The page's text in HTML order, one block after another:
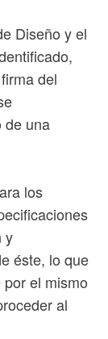
Diseño y el
del
de una
los
y
éste, lo que
el mismo
al